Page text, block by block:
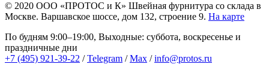
© 2020 ООО «ПРОТОС и К» Швейная фурнитура со склада в
Москве. Варшавское шоссе, дом 132, строение 9. На карте
По будням 9:00–19:00, Выходные: суббота, воскресенье и
праздничные дни
+7 (495) 921-39-22 /Telegram /Max /info@protos.ru